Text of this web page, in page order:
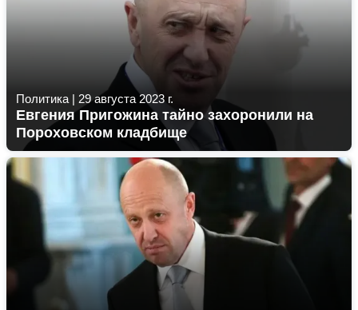
Политика | 29 августа 2023 г.
Евгения Пригожина тайно захоронили на
Пороховском кладбище